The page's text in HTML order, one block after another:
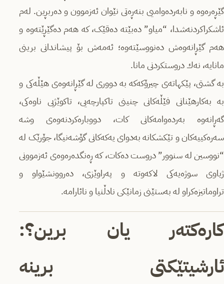
گێڕەره‌وه‌ و نابه‌رده‌وامیی بنەڕەتی نێوان ئەزموون و دەربڕین. لەم
ئاشکراکردنەشدا، “میاو” دەبێتە دەقێک، کە هه‌م ده‌گێڕێته‌وه‌ و
هه‌م گێڕانەوەش دەنووسێتەوە؛ ئه‌مه‌ش بۆ پیشاندانی برینی
مانایه، نه‌ك دروستکردنی مانا‌.
بە گشتی، پێکهاتەی چیرۆکه‌كه‌ بە دووری لە گێڕانەوەی هێڵه‌كی و
بە بەکارهێنانی فێڵەکانی چنینی تاكپارچه‌یی، تاکوێژیی ناوەكی،
گەڕانەوە به‌رده‌وامه‌كانی کات، دووبارەکردنەوەی وشە
سەرەکییەکان و تێكشكانه‌ به‌دوای یه‌كه‌كانی گۆشه‌نیگا، جۆرێک لە
“نووسین لە سنوور” دروست دەکات، کە ڕه‌نگده‌ره‌وه‌ی ئەزموونی
ژیاوی سوژەیەکی لاکەوتە و په‌راوێزی، دەروونشێواو و
تراوماتیزەکراو لە به‌ستێنی زمانێکی نادڵنیا و نائارامه‌‌.
کارەکتەر یان برین؟:
ئارشیتێكتی برینە